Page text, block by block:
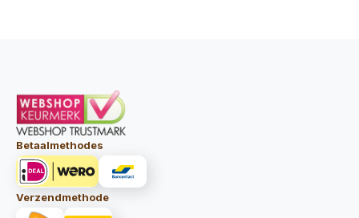
Betaalmethodes
Verzendmethode